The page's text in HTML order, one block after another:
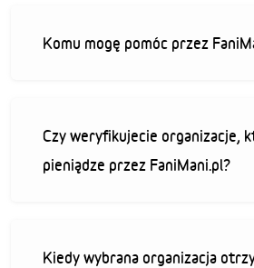
Komu mogę pomóc przez
Czy weryfikujecie organizacje,
pieniądze przez FaniMani.pl?
Kiedy wybrana organizacja